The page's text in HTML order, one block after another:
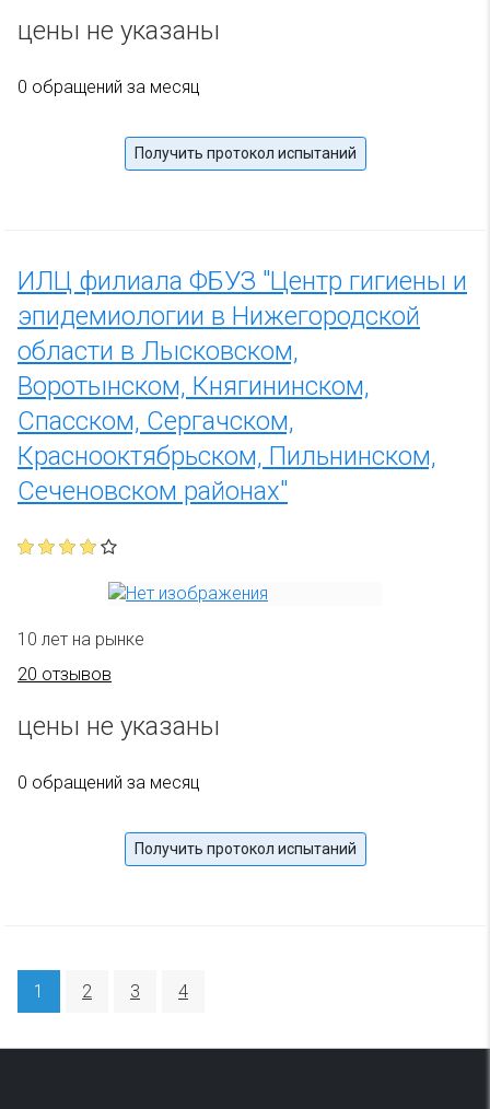
цены не указаны
0 обращений за месяц
Получить протокол испытаний
ИЛЦ филиала ФБУЗ "Центр гигиены и
эпидемиологии в Нижегородской
области в Лысковском,
Воротынском, Княгининском,
Спасском, Сергачском,
Краснооктябрьском, Пильнинском,
Сеченовском районах"
10 лет на рынке
20 отзывов
цены не указаны
0 обращений за месяц
Получить протокол испытаний
1 2 3 4